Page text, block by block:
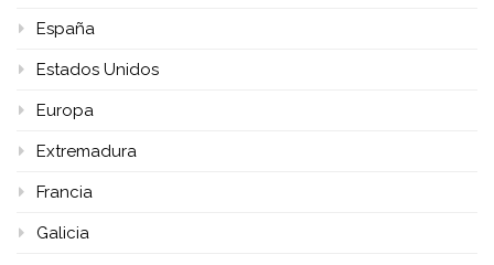
España
Estados Unidos
Europa
Extremadura
Francia
Galicia